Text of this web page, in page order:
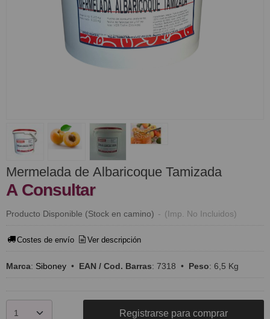
Mermelada de Albaricoque Tamizada
A Consultar
Producto Disponible (Stock en camino) - (Imp. No Incluidos)
Costes de envío Ver descripción
Marca: Siboney • EAN / Cod. Barras: 7318 • Peso: 6,5 Kg
Registrarse para comprar